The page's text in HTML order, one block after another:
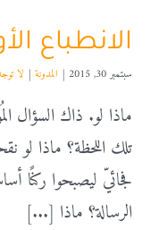
الانطباع
سبتمبر 30, 2015 | المدونة | لا
ماذا لو. ذاك السؤال
تلك اللحظة؟ ماذا لو
فجائيّ ليصبحوا ركنًا
الرسالة؟ ماذا [...]